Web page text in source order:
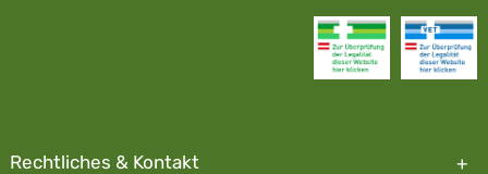
Rechtliches & Kontakt